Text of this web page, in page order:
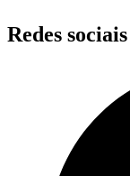
Redes sociais